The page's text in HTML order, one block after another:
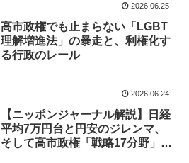
2026.06.25
高市政権でも止まらない「LGBT
理解増進法」の暴走と、利権化す
る行政のレール
2026.06.24
【ニッポンジャーナル解説】日経
平均7万円台と円安のジレンマ、
そして高市政権「戦略17分野」へ